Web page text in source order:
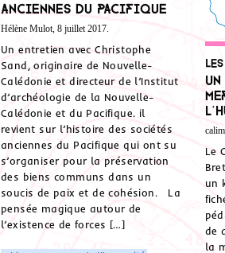
anciennes du Pacifique
Hélène Mulot, 8 juillet 2017.
Un entretien avec Christophe
Sand, originaire de Nouvelle-
Calédonie et directeur de l’Institut
d’archéologie de la Nouvelle-
Calédonie et du Pacifique. il
revient sur l’histoire des sociétés
anciennes du Pacifique qui ont su
s’organiser pour la préservation
des biens communs dans un
soucis de paix et de cohésion. La
pensée magique autour de
l’existence de forces […]
Le
un
de
la